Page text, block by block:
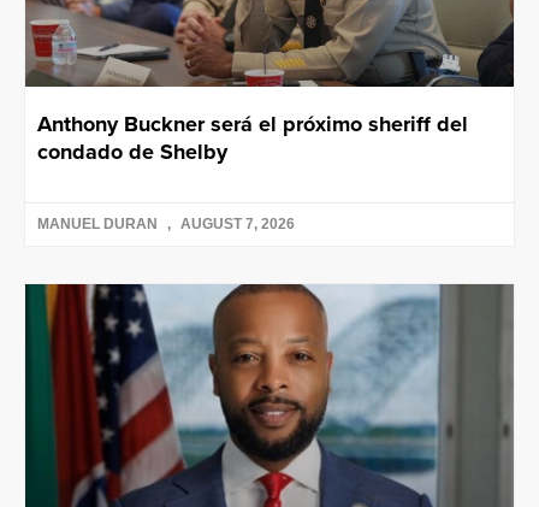
Anthony Buckner será el próximo sheriff del
condado de Shelby
MANUEL DURAN AUGUST 7, 2026